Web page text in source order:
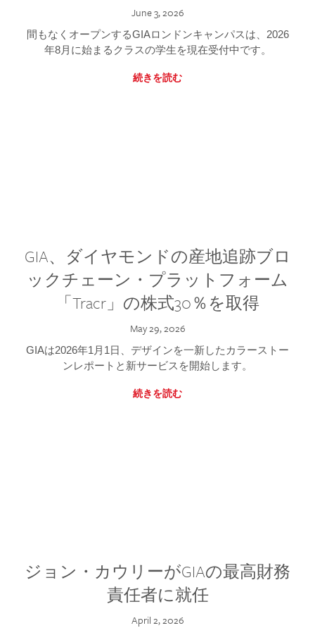
June 3, 2026
間もなくオープンするGIAロンドンキャンパスは、2026
年8月に始まるクラスの学生を現在受付中です。
続きを読む
GIA、ダイヤモンドの産地追跡ブロ
ックチェーン・プラットフォーム
「Tracr」の株式30％を取得
May 29, 2026
GIAは2026年1月1日、デザインを一新したカラーストー
ンレポートと新サービスを開始します。
続きを読む
ジョン・カウリーがGIAの最高財務
責任者に就任
April 2, 2026